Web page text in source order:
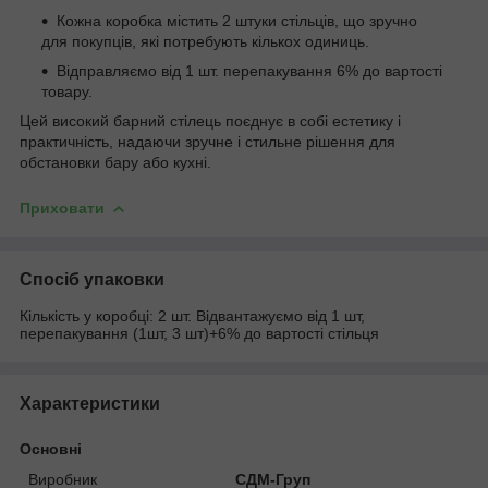
Кожна коробка містить 2 штуки стільців, що зручно
для покупців, які потребують кількох одиниць.
Відправляємо від 1 шт. перепакування 6% до вартості
товару.
Цей високий барний стілець поєднує в собі естетику і
практичність, надаючи зручне і стильне рішення для
обстановки бару або кухні.
Приховати
Спосіб упаковки
Кількість у коробці: 2 шт. Відвантажуємо від 1 шт,
перепакування (1шт, 3 шт)+6% до вартості стільця
Характеристики
Основні
Виробник
СДМ-Груп